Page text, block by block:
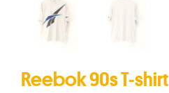
Reebok 90s T-shirt